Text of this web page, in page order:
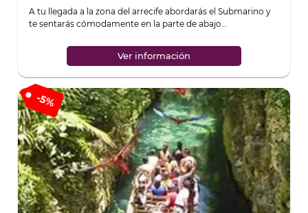
A tu llegada a la zona del arrecife abordarás el Submarino y
te sentarás cómodamente en la parte de abajo
Ver información
-
5%